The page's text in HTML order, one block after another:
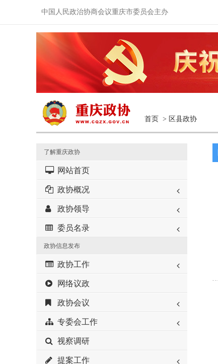
中国人民政治协商会议重庆市委员会主办
首页 > 区县政协
了解重庆政协
网站首页
政协概况
政协领导
委员名录
政协信息发布
政协工作
网络议政
政协会议
专委会工作
视察调研
提案工作